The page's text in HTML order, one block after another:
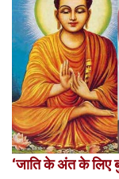
‘जाति के अंत के